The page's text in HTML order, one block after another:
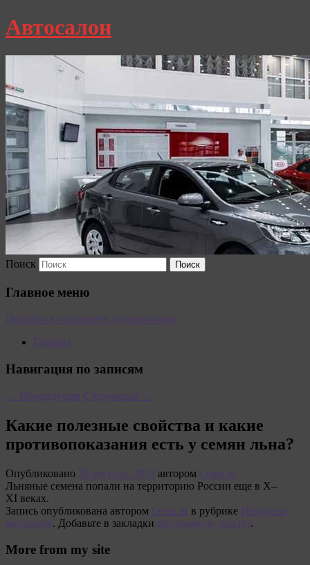
Автосалон
Поиск
Главное меню
Перейти к основному содержимому
Главная
Навигация по записям
← Предыдущая Следующая →
Какие полезные свойства и какие
противопоказания есть у семян льна?
Опубликовано 28 августа, 2023 автором Lenta.ru
Льняные семена попали на территорию России еще в X–
XI веках.
Запись опубликована автором Lenta.ru в рубрике Народная
медицина. Добавьте в закладки постоянную ссылку.
More from my site